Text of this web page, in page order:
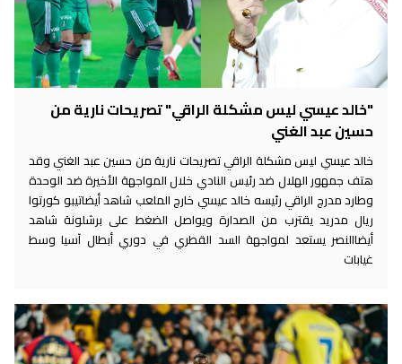
"خالد عيسي ليس مشكلة الراقي" تصريحات نارية من
حسين عبد الغني
خالد عيسي ليس مشكلة الراقي تصريحات نارية من حسين عبد الغني وقد
هتف جمهور الهلال ضد رئيس النادي خلال المواجهة الأخيرة ضد الوحدة
وطارد مدرج الراقي رئيسه خالد عيسي خارج الملعب شاهد أيضاتيبو كورتوا
ريال مدريد يقترب من الصدارة ويواصل الضغط على برشلونة شاهد
أيضاالنصر يستعد لمواجهة السد القطري في دوري أبطال آسيا وسط
غيابات